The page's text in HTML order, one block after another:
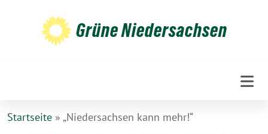
Grüne Niedersachsen
Startseite » „Niedersachsen kann mehr!“